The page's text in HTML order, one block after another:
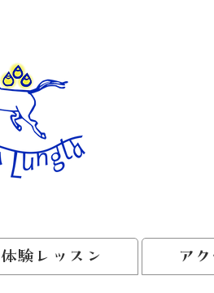
体験レッスン ア